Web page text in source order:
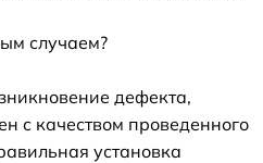
случаем?
дефекта,
с качеством проведенного
установка